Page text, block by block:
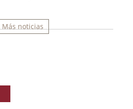
Más noticias